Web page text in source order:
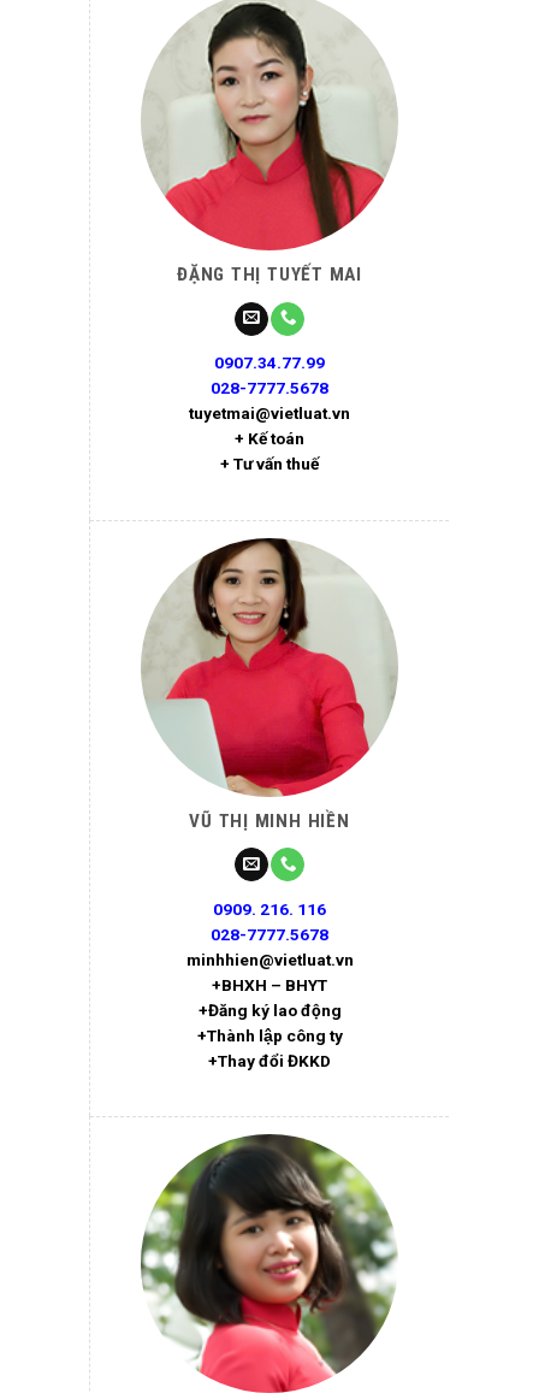
ĐẶNG THỊ TUYẾT MAI
0907.34.77.99
028-7777.5678
tuyetmai@vietluat.vn
+ Kế toán
+ Tư vấn thuế
VŨ THỊ MINH HIỀN
0909. 216. 116
028-7777.5678
minhhien@vietluat.vn
+BHXH – BHYT
+Đăng ký lao động
+Thành lập công ty
+Thay đổi ĐKKD